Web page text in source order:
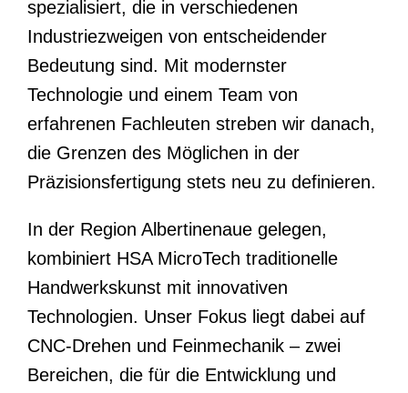
spezialisiert, die in verschiedenen
Industriezweigen von entscheidender
Bedeutung sind. Mit modernster
Technologie und einem Team von
erfahrenen Fachleuten streben wir danach,
die Grenzen des Möglichen in der
Präzisionsfertigung stets neu zu definieren.
In der Region Albertinenaue gelegen,
kombiniert HSA MicroTech traditionelle
Handwerkskunst mit innovativen
Technologien. Unser Fokus liegt dabei auf
CNC-Drehen und Feinmechanik – zwei
Bereichen, die für die Entwicklung und